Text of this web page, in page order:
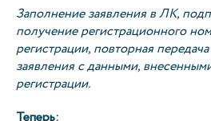
Заполнение заявления в ЛК,
получение регистрационного
регистрации, повторная
заявления с данными,
регистрации.
Теперь: